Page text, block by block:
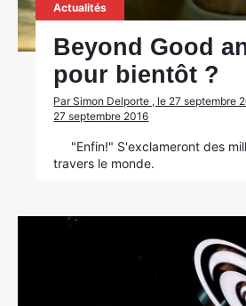
Actualités
Beyond Good
pour bientôt ?
Par Simon Delporte , le 27 septembre
27 septembre 2016
"Enfin!" S'exclameront des
travers le monde.